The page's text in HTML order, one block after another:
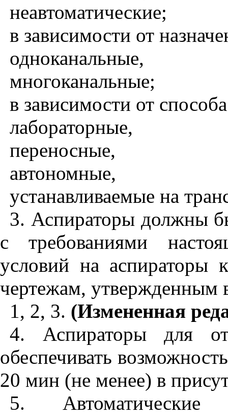
неавтоматические;
в зависимости от
одноканальные,
многоканальные;
в зависимости от
лабораторные,
переносные,
автономные,
устанавливаемые на
3. Аспираторы должны
с требованиями
условий на аспираторы
чертежам, утвержденным
1, 2, 3. (Измененная
4. Аспираторы для
обеспечивать
20 мин (не менее) в
5.